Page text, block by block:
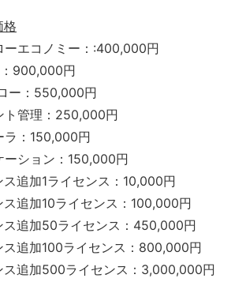
格
ーエコノミー：:400,000円
900,000円
ー：550,000円
ト管理：250,000円
ラ：150,000円
ーション：150,000円
追加1ライセンス：10,000円
追加10ライセンス：100,000円
ス追加50ライセンス：450,000円
ス追加100ライセンス：800,000円
ス追加500ライセンス：3,000,000円